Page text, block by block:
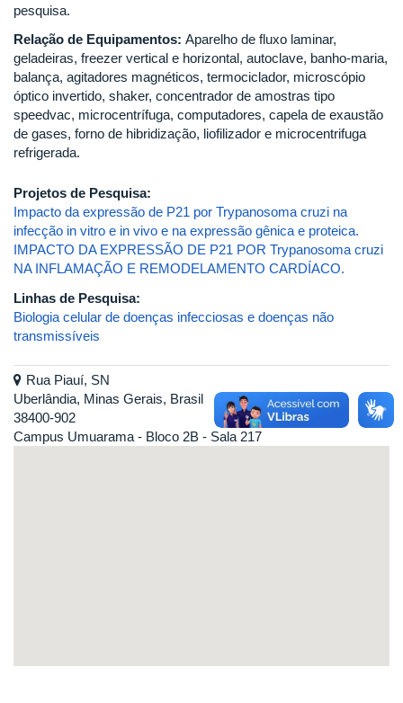
pesquisa.
Relação de Equipamentos: Aparelho de fluxo laminar,
geladeiras, freezer vertical e horizontal, autoclave, banho-maria,
balança, agitadores magnéticos, termociclador, microscópio
óptico invertido, shaker, concentrador de amostras tipo
speedvac, microcentrífuga, computadores, capela de exaustão
de gases, forno de hibridização, liofilizador e microcentrifuga
refrigerada.
Projetos de Pesquisa:
Impacto da expressão de P21 por Trypanosoma cruzi na
infecção in vitro e in vivo e na expressão gênica e proteica.
IMPACTO DA EXPRESSÃO DE P21 POR Trypanosoma cruzi
NA INFLAMAÇÃO E REMODELAMENTO CARDÍACO.
Linhas de Pesquisa:
Biologia celular de doenças infecciosas e doenças não
transmissíveis
Rua Piauí, SN
Uberlândia, Minas Gerais, Brasil
38400-902
Campus Umuarama - Bloco 2B - Sala 217